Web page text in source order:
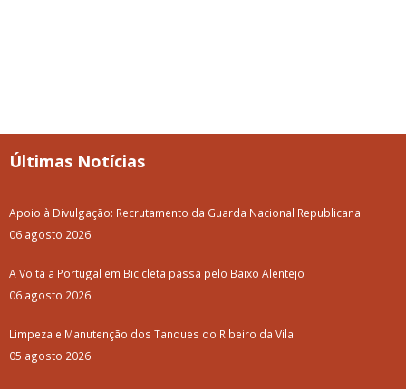
Últimas Notícias
Apoio à Divulgação: Recrutamento da Guarda Nacional Republicana
06 agosto 2026
A Volta a Portugal em Bicicleta passa pelo Baixo Alentejo
06 agosto 2026
Limpeza e Manutenção dos Tanques do Ribeiro da Vila
05 agosto 2026